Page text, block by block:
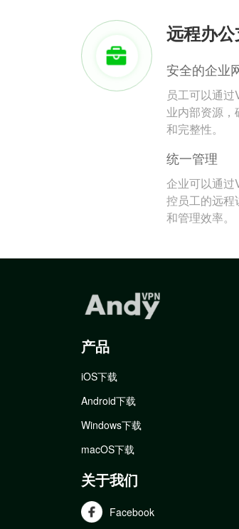
远程办
安全的企业
员工可以通
业内部资源
和完整性。
统一管理
企业可以通
控员工的远程
和管理效率。
产品
iOS下载
Android下载
Windows下载
macOS下载
关于我们
Facebook